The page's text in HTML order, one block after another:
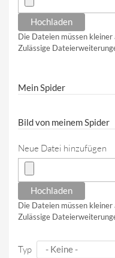
Die Dateien müssen kleiner
Zulässige
Mein Spider
Bild von meinem Spider
Neue Datei hinzufügen
Die Dateien müssen kleiner
Zulässige
Typ